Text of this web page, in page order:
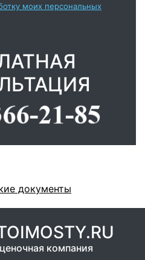
моих персональных
документы
компания